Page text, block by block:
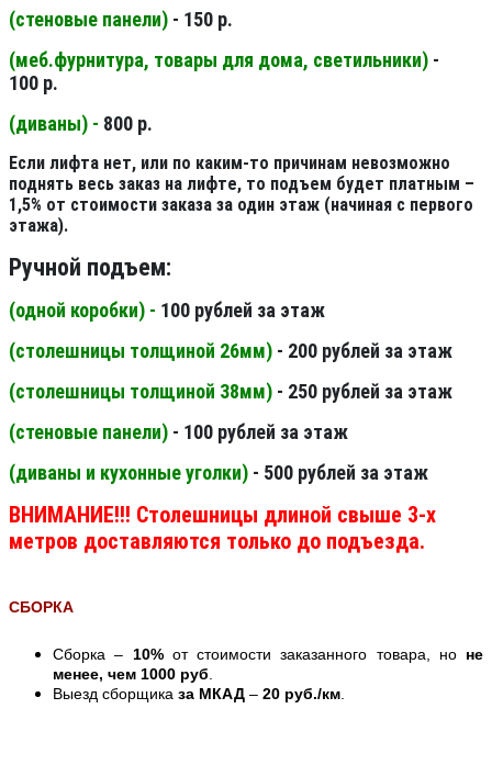
(стеновые панели) - 150 р.
(меб.фурнитура, товары для дома, светильники) -
100 р.
(диваны) - 800 р.
Если лифта нет, или по каким-то причинам невозможно
поднять весь заказ на лифте, то подъем будет платным –
1,5% от стоимости заказа за один этаж (начиная с первого
этажа).
Ручной подъем:
(одной коробки) - 100 рублей за этаж
(столешницы толщиной 26мм) - 200 рублей за этаж
(столешницы толщиной 38мм) - 250 рублей за этаж
(стеновые панели) - 100 рублей за этаж
(диваны и кухонные уголки) - 500 рублей за этаж
ВНИМАНИЕ!!! Столешницы длиной свыше 3-х
метров доставляются только до подъезда.
СБОРКА
Сборка – 10%от стоимости заказанного товара, но не
менее, чем 1000 руб
Выезд сборщика за МКАД – 20 руб./км